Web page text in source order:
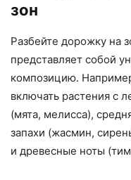
зон
Разбейте дорожку на
представляет собой
композицию.
включать растения с
(мята, мелисса),
запахи (жасмин,
и древесные ноты